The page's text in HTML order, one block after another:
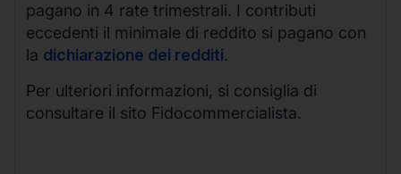
pagano in 4 rate trimestrali. I contributi
eccedenti il minimale di reddito si pagano con
la dichiarazione dei redditi.
Per ulteriori informazioni, si consiglia di
consultare il sito Fidocommercialista.